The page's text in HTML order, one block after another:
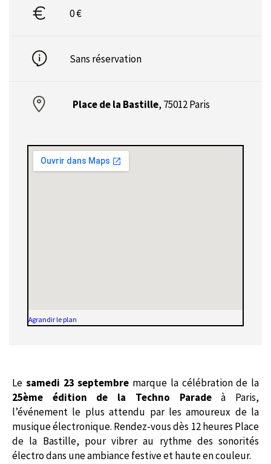
0 €
Sans réservation
Place de la Bastille, 75012 Paris
Agrandir le plan
Le samedi 23 septembre marque la célébration de la
25ème édition de la Techno Paradeà Paris,
l’événement le plus attendu par les amoureux de la
musique électronique. Rendez-vous dès 12 heures Place
de la Bastille, pour vibrer au rythme des sonorités
électro dans une ambiance festive et haute en couleur.